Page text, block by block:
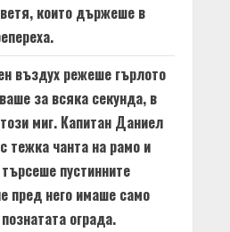
които държеше в
въздух режеше гърлото
за всяка секунда, в
миг. Капитан Даниел
тежка чанта на рамо и
пустинните
пред него имаше само
ограда.